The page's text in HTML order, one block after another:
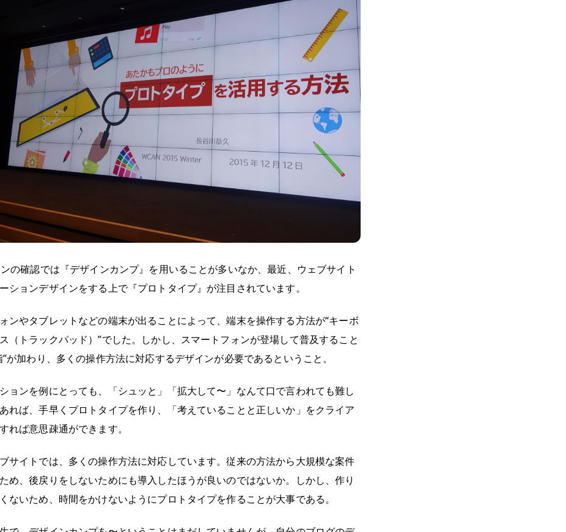
の確認では『デザインカンプ』を用いることが多いなか、最近、ウェブサイト
ションデザインをする上で『プロトタイプ』が注目されています。
ンやタブレットなどの端末が出ることによって、端末を操作する方法が“キーボ
（トラックパッド）”でした。しかし、スマートフォンが登場して普及すること
”が加わり、多くの操作方法に対応するデザインが必要であるということ。
ョンを例にとっても、「シュッと」「拡大して〜」なんて口で言われても難し
れば、手早くプロトタイプを作り、「考えていることと正しいか」をクライア
れば意思疎通ができます。
サイトでは、多くの操作方法に対応しています。従来の方法から大規模な案件
め、後戻りをしないためにも導入したほうが良いのではないか。しかし、作り
ないため、時間をかけないようにプロトタイプを作ることが大事である。